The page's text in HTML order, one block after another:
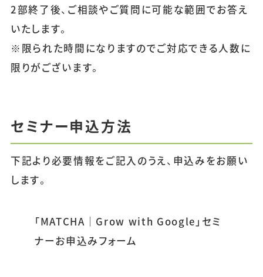
2部終了後、ご相談やご質問に可能な範囲でお答え
いたします。
※限られた時間になりますのでご対応できる人数に
限りがございます。
セミナー申込方法
下記より必要情報をご記入のうえ、申込みをお願い
します。
「MATCHA｜Grow with Google」セミ
ナーお申込みフォーム